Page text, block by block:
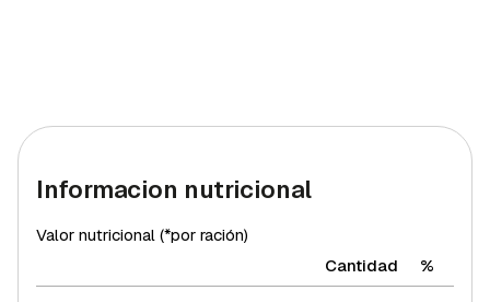
Informacion nutricional
Valor nutricional (*por ración)
Cantidad
%